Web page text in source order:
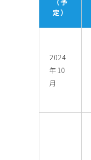
（予
定）
2024
年10
月